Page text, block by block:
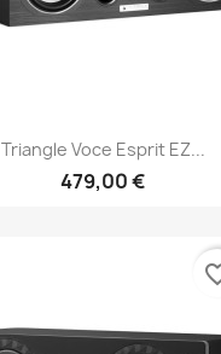
Triangle Voce Esprit EZ...
479,00 €